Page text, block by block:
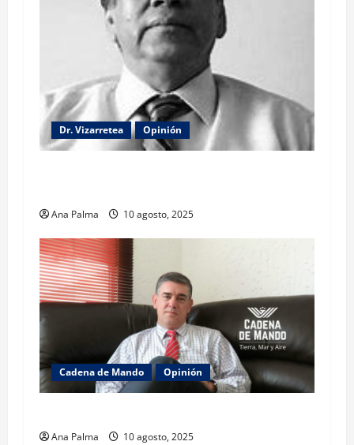
Dr. Vizarretea Opinión
Ana Palma 10 agosto, 2025
Cadena de Mando Opinión
Ana Palma 10 agosto, 2025